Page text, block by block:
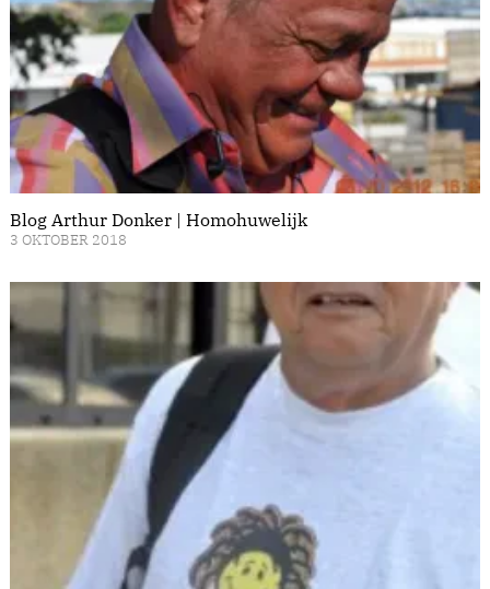
Blog Arthur Donker | Homohuwelijk
3 OKTOBER 2018